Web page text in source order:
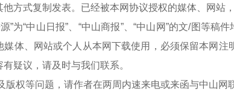
方式复制发表。已经被本网协议授权的媒体、网站
”为“中山日报”、“中山商报”、“中山网”的文/图等
体、网站或个人从本网下载使用，必须保留本网注
疑议，请及时与我们联系。
权等问题，请作者在两周内速来电或来函与中山网